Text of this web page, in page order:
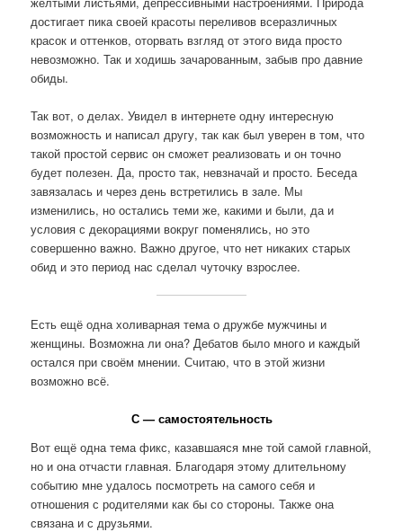
достигает пика своей красоты переливов всеразличных
красок и оттенков, оторвать взгляд от этого вида просто
невозможно. Так и ходишь зачарованным, забыв про давние
обиды.
Так вот, о делах. Увидел в интернете одну интересную
возможность и написал другу, так как был уверен в том, что
такой простой сервис он сможет реализовать и он точно
будет полезен. Да, просто так, невзначай и просто. Беседа
завязалась и через день встретились в зале. Мы
изменились, но остались теми же, какими и были, да и
условия с декорациями вокруг поменялись, но это
совершенно важно. Важно другое, что нет никаких старых
обид и это период нас сделал чуточку взрослее.
Есть ещё одна холиварная тема о дружбе мужчины и
женщины. Возможна ли она? Дебатов было много и каждый
остался при своём мнении. Считаю, что в этой жизни
возможно всё.
С — самостоятельность
Вот ещё одна тема фикс, казавшаяся мне той самой главной,
но и она отчасти главная. Благодаря этому длительному
событию мне удалось посмотреть на самого себя и
отношения с родителями как бы со стороны. Также она
связана и с друзьями.